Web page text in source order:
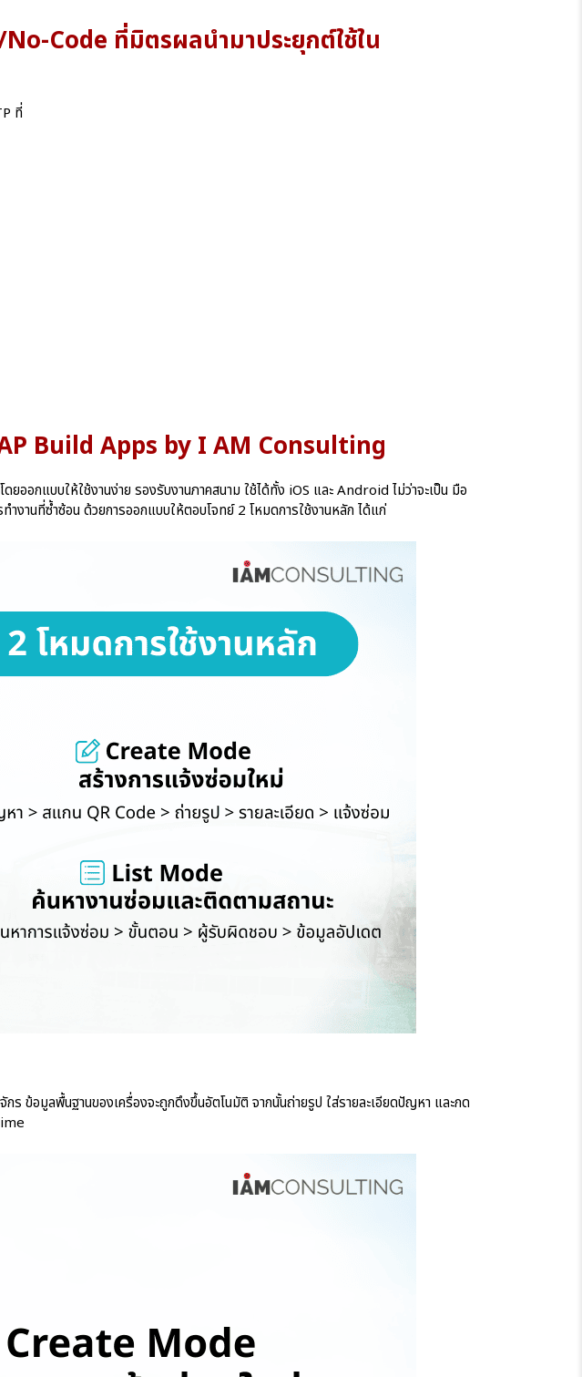
Code ที่มิตรผลนำมาประยุกต์ใช้ใน
ที่
Build Apps by I AM Consulting
บบให้ใช้งานง่าย รองรับงานภาคสนาม ใช้ได้ทั้ง iOS และ Android ไม่ว่าจะเป็น มือ
งานที่ซ้ำซ้อน ด้วยการออกแบบให้ตอบโจทย์ 2 โหมดการใช้งานหลัก ได้แก่
ร ข้อมูลพื้นฐานของเครื่องจะถูกดึงขึ้นอัตโนมัติ จากนั้นถ่ายรูป ใส่รายละเอียดปัญหา และกด